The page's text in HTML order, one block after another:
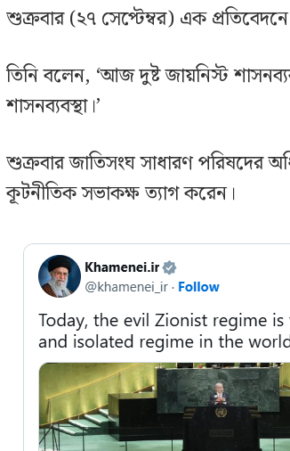
শুক্রবার (২৭ সেপ্টেম্বর) এক
তিনি বলেন, ‘আজ দুষ্ট জায়নিস্ট
শাসনব্যবস্থা।’
শুক্রবার জাতিসংঘ সাধারণ পরিষদের
কূটনীতিক সভাকক্ষ ত্যাগ করেন।